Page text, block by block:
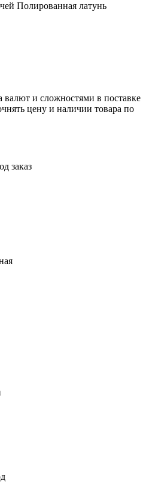
Полированная латунь
валют и сложностями в поставке
цену и наличии товара по
заказ